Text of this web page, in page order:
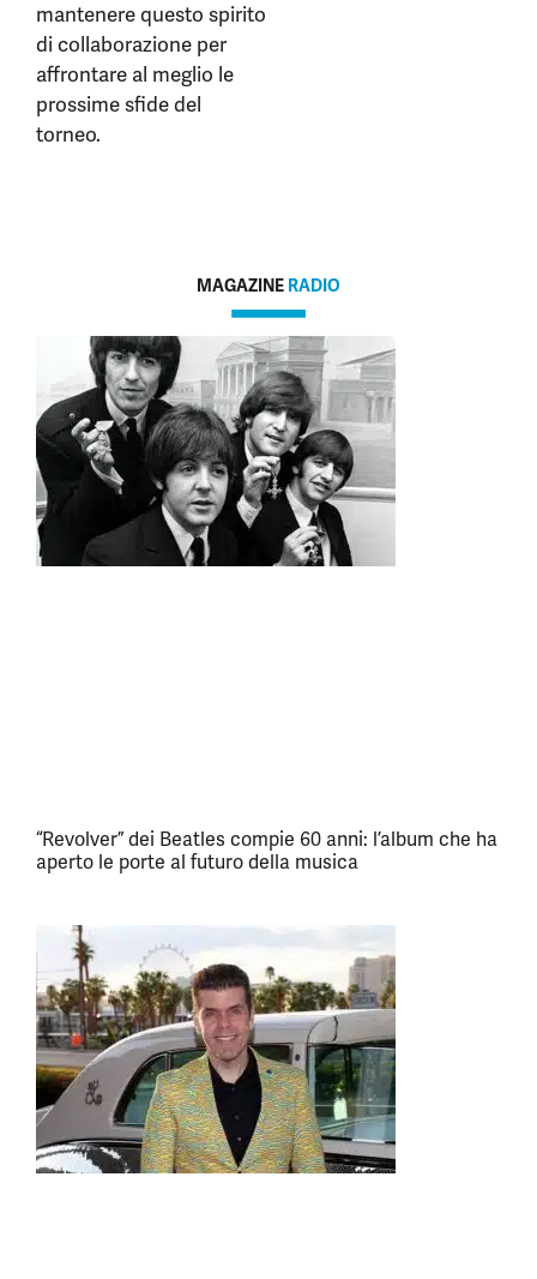
mantenere questo spirito
di collaborazione per
affrontare al meglio le
prossime sfide del
torneo.
MAGAZINE RADIO
“Revolver” dei Beatles compie 60 anni: l’album che ha
aperto le porte al futuro della musica